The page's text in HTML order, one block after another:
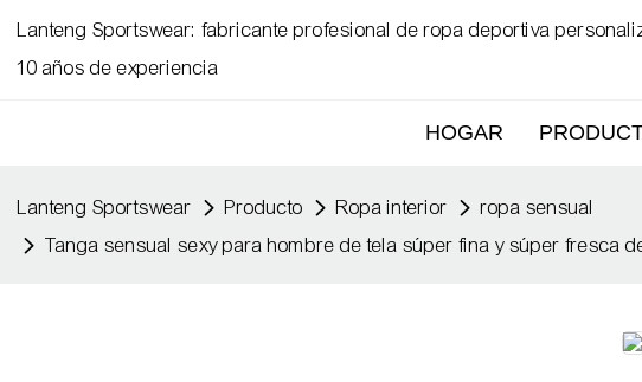
Lanteng Sportswear: fabricante profesional de ropa deportiva
10 años de experiencia
HOGAR
Lanteng Sportswear Producto Ropa interior
ropa sensual
Tanga sensual sexy para hombre de tela súper fina y súper fresca